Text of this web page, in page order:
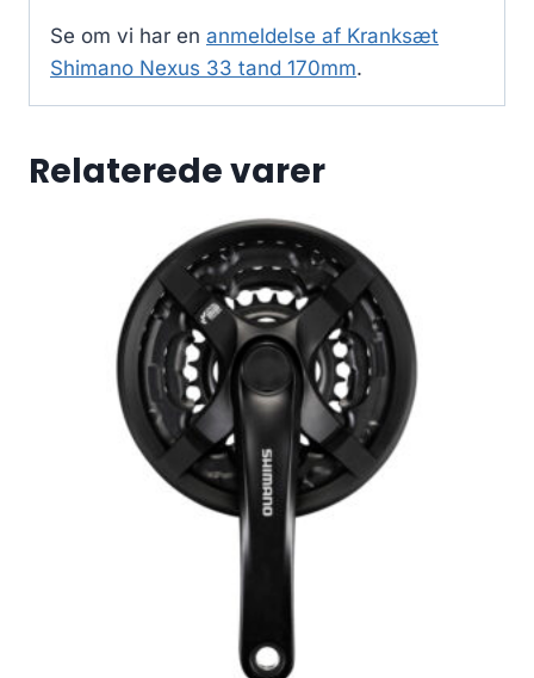
Se om vi har en anmeldelse af Kranksæt
Shimano Nexus 33 tand 170mm.
Relaterede varer